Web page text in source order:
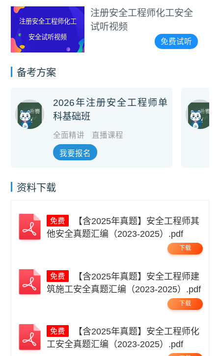
注册安全工程师化工
安全试听视频
注册安全工程师化工安全
试听视频
免费试听
备考方案
2026年注册安全工程师单
科基础班
全面精讲 直播课程
我要报名
资料下载
他安全真题汇编（2023-2025）.pdf
下载
筑施工安全真题汇编（2023-2025）.pdf
下载
工安全真题汇编（2023-2025）.pdf